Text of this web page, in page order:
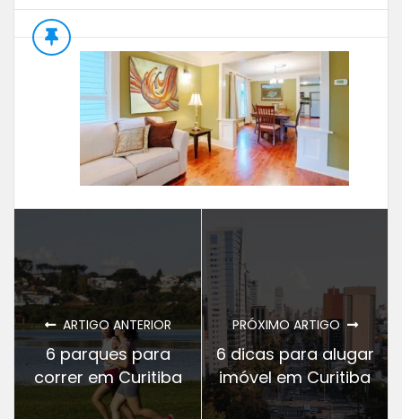
ARTIGO ANTERIOR
6 parques para
correr em Curitiba
PRÓXIMO ARTIGO
6 dicas para alugar
imóvel em Curitiba